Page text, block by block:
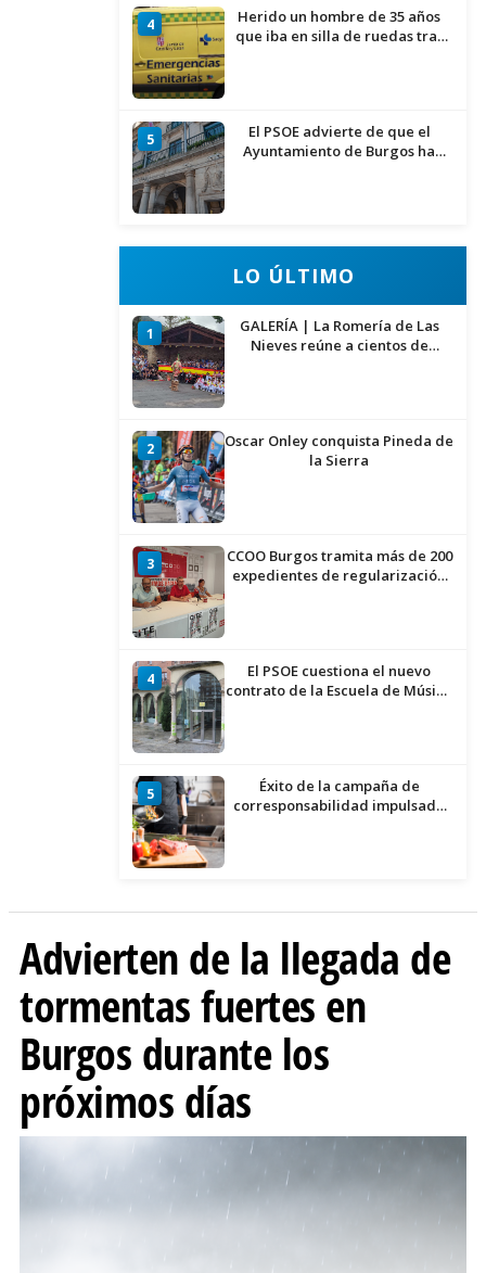
4
Herido un hombre de 35 años
que iba en silla de ruedas tras
5
El PSOE advierte de que el
Ayuntamiento de Burgos ha
LO ÚLTIMO
1
GALERÍA | La Romería de Las
Nieves reúne a cientos de
2
Oscar Onley conquista Pineda de
la Sierra
3
CCOO Burgos tramita más de 200
expedientes de regularización
4
El PSOE cuestiona el nuevo
contrato de la Escuela de Música
5
Éxito de la campaña de
corresponsabilidad impulsada
Advierten de la llegada de
tormentas fuertes en
Burgos durante los
próximos días